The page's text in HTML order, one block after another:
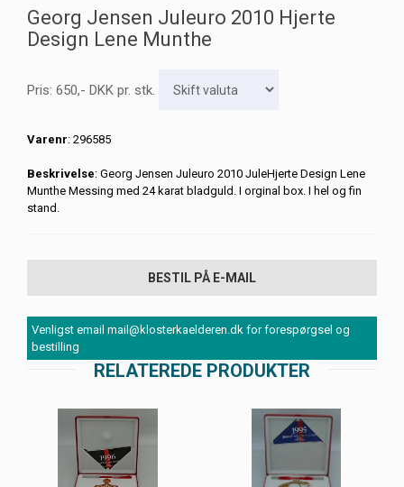
Georg Jensen Juleuro 2010 Hjerte
Design Lene Munthe
Pris: 650,- DKK pr. stk.
Varenr: 296585
Beskrivelse: Georg Jensen Juleuro 2010 JuleHjerte Design Lene
Munthe Messing med 24 karat bladguld. I orginal box. I hel og fin
stand.
BESTIL PÅ E-MAIL
Venligst email mail@klosterkaelderen.dk for forespørgsel og
bestilling
RELATEREDE PRODUKTER